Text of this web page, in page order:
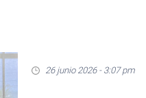
26 junio 2026 - 3:07 pm